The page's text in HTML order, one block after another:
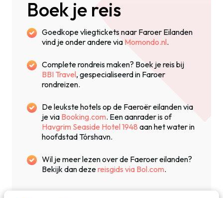
Boek je reis
Goedkope vliegtickets naar Faroer Eilanden
vind je onder andere via Momondo.nl.
Complete rondreis maken? Boek je reis bij
BBI Travel, gespecialiseerd in Faroer
rondreizen.
De leukste hotels op de Faeroër eilanden via
je via Booking.com. Een aanrader is of
Havgrim Seaside Hotel 1948 aan het water in
hoofdstad Tórshavn.
Wil je meer lezen over de Faeroer eilanden?
Bekijk dan dezereisgids via Bol.com.